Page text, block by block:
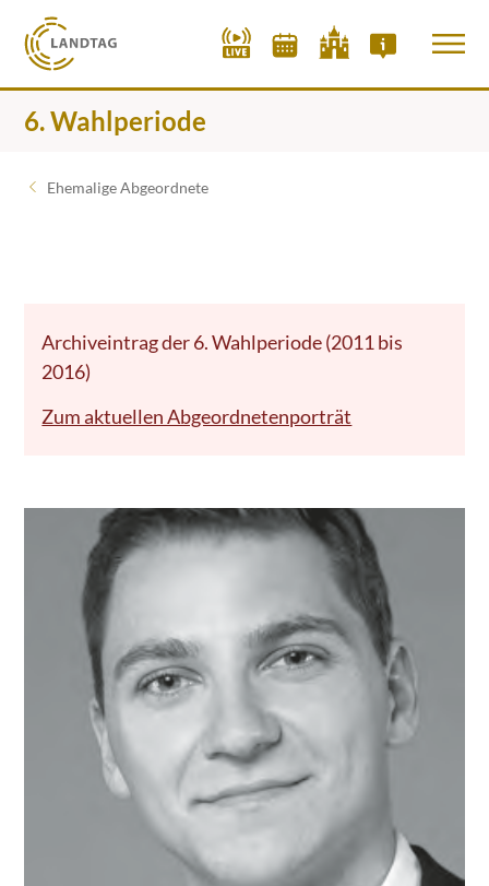
6. Wahlperiode
Ehemalige Abgeordnete
Archiveintrag der 6. Wahlperiode (2011 bis
2016)
Zum aktuellen Abgeordnetenporträt